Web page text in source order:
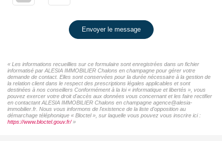
Envoyer le message
« Les informations recueillies sur ce formulaire sont enregistrées dans un fichier
informatisé par ALESIA IMMOBILIER Chalons en champagne pour gérer votre
demande de contact. Elles sont conservées pour la durée nécessaire à la gestion de
la relation client dans le respect des prescriptions légales applicables et sont
destinées à nos conseillers Conformément à la loi « informatique et libertés », vous
pouvez exercer votre droit d'accès aux données vous concernant et les faire rectifier
en contactant ALESIA IMMOBILIER Chalons en champagne agence@alesia-
immobilier.fr. Nous vous informons de l'existence de la liste d'opposition au
démarchage téléphonique « Bloctel », sur laquelle vous pouvez vous inscrire ici :
https://www.bloctel.gouv.fr/»